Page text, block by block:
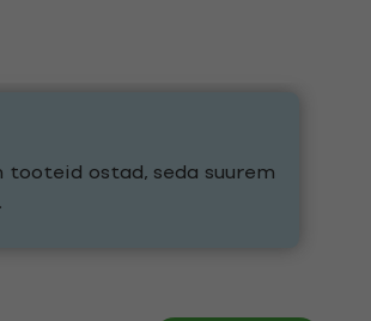
tooteid ostad, seda suurem